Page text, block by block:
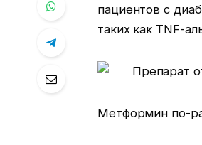
пациентов с
таких как TNF-
Метформин по-